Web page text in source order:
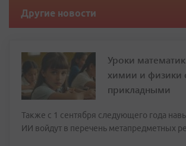
Другие новости
Уроки
химии и физики
прикладными
Также с 1 сентября следующего года
ИИ войдут в перечень метапредметных